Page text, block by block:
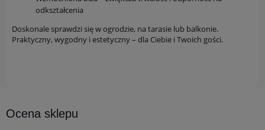
odkształcenia
Doskonale sprawdzi się w ogrodzie, na tarasie lub balkonie.
Praktyczny, wygodny i estetyczny – dla Ciebie i Twoich gości.
Ocena sklepu